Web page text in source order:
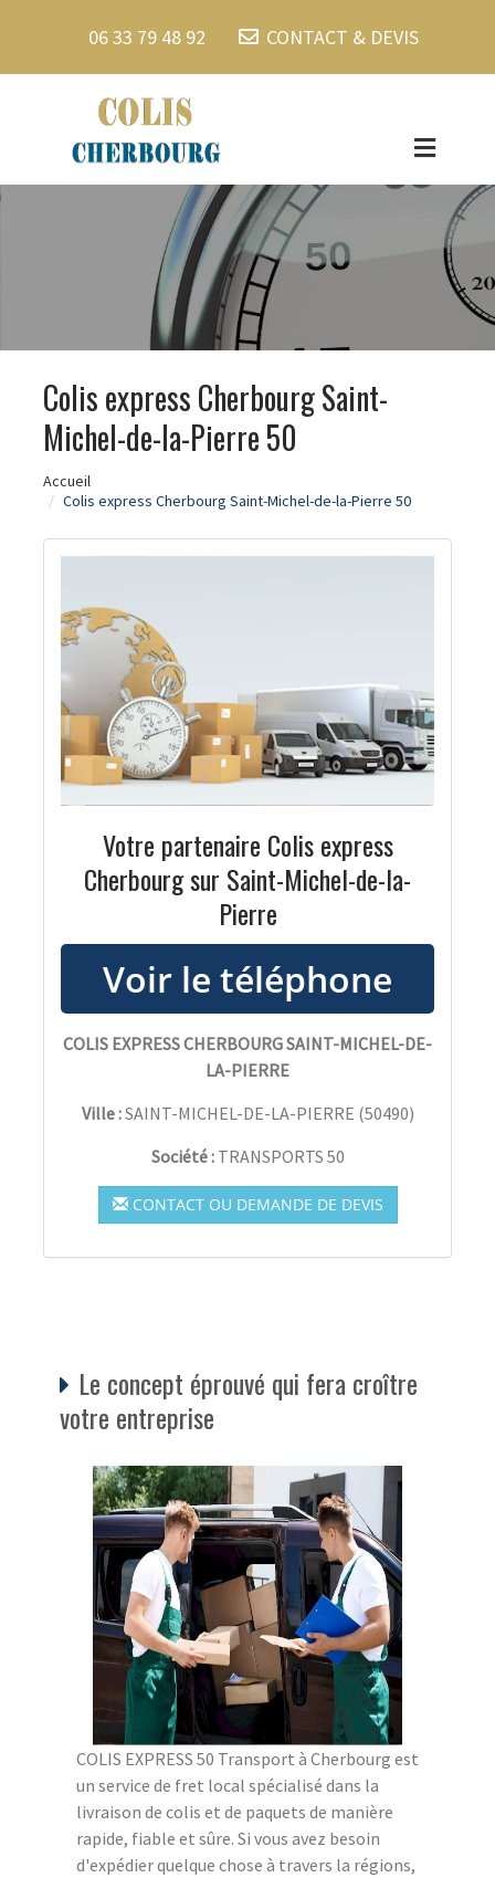
06 33 79 48 92 CONTACT & DEVIS
Colis express Cherbourg Saint-
Michel-de-la-Pierre 50
Accueil
Colis express Cherbourg Saint-Michel-de-la-Pierre 50
Votre partenaire Colis express
Cherbourg sur Saint-Michel-de-la-
Pierre
COLIS EXPRESS CHERBOURG SAINT-MICHEL-DE-
LA-PIERRE
Ville :SAINT-MICHEL-DE-LA-PIERRE (50490)
Société : TRANSPORTS 50
CONTACT OU DEMANDE DE DEVIS
Le concept éprouvé qui fera croître
votre entreprise
COLIS EXPRESS 50 Transport à Cherbourg est
un service de fret local spécialisé dans la
livraison de colis et de paquets de manière
rapide, fiable et sûre. Si vous avez besoin
d'expédier quelque chose à travers la régions,